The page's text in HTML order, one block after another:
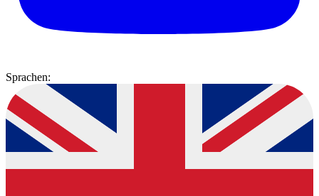
Sprachen: